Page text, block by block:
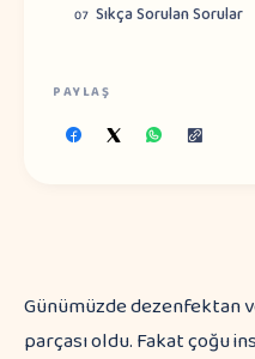
07 Sıkça Sorulan Sorular
PAYLAŞ
Günümüzde dezenfektan
parçası oldu. Fakat çoğu